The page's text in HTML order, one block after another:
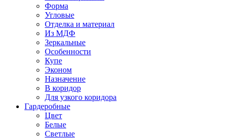
Форма
Угловые
Отделка и материал
Из МДФ
Зеркальные
Особенности
Купе
Эконом
Назначение
В коридор
Для узкого коридора
Гардеробные
Цвет
Белые
Светлые